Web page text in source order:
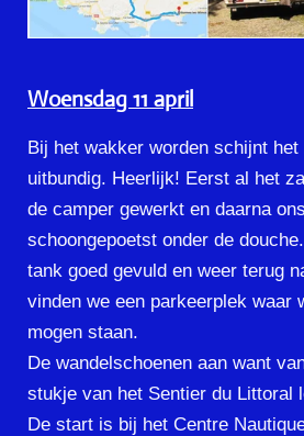
Woensdag 11 april
Bij het wakker worden schijnt
uitbundig. Heerlijk! Eerst al het
de camper gewerkt en daarna
schoongepoetst onder de
tank goed gevuld en weer terug
vinden we een parkeerplek waar
mogen staan.
De wandelschoenen aan want
stukje van het Sentier du Littoral
De start is bij het Centre